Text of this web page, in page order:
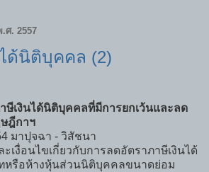
ศ. 2557
ด้นิติบุคคล (2)
ษีเงินได้นิติบุคคลที่มีการยกเว้นและลด
ฎีกาฯ
มาปุจฉา - วิสัชนา
เงื่อนไขเกี่ยวกับการลดอัตราภาษีเงินได้
หรือห้างหุ้นส่วนนิติบุคคลขนาดย่อม